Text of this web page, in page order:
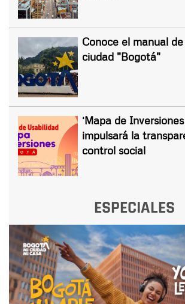
Conoce el manual
ciudad "Bogotá"
‘Mapa de
impulsará la
control social
ESPECIALES